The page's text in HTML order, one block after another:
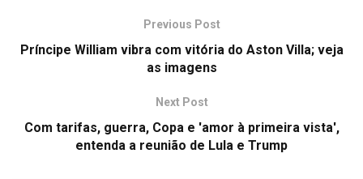
Previous Post
Príncipe William vibra com vitória do Aston Villa; veja
as imagens
Next Post
Com tarifas, guerra, Copa e 'amor à primeira vista',
entenda a reunião de Lula e Trump